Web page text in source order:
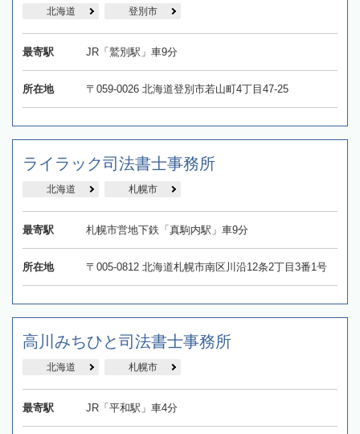
北海道 登別市
最寄駅 JR「鷲別駅」車9分
所在地 〒059-0026 北海道登別市若山町4丁目47-25
ライラック司法書士事務所
北海道 札幌市
最寄駅 札幌市営地下鉄「真駒内駅」車9分
所在地 〒005-0812 北海道札幌市南区川沿12条2丁目3番1号
高川みちひと司法書士事務所
北海道 札幌市
最寄駅 JR「平和駅」車4分